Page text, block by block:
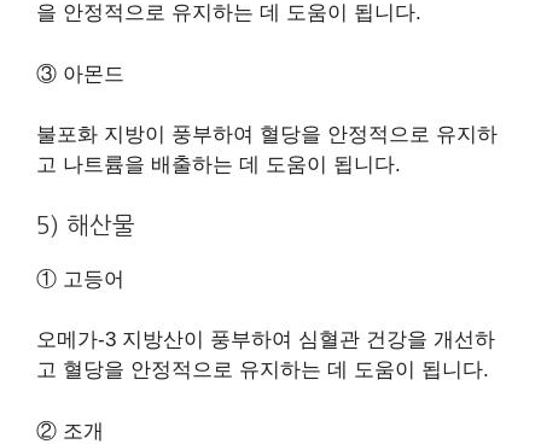
을 안정적으로 유지하는 데 도움이 됩니다.
③ 아몬드
불포화 지방이 풍부하여 혈당을 안정적으로 유지하
고 나트륨을 배출하는 데 도움이 됩니다.
5) 해산물
① 고등어
오메가-3 지방산이 풍부하여 심혈관 건강을 개선하
고 혈당을 안정적으로 유지하는 데 도움이 됩니다.
② 조개